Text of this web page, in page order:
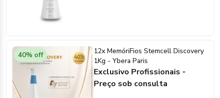
40% off
12x MemóriFios Stemcell Discovery
1Kg - Ybera Paris
Exclusivo Profissionais -
Preço sob consulta